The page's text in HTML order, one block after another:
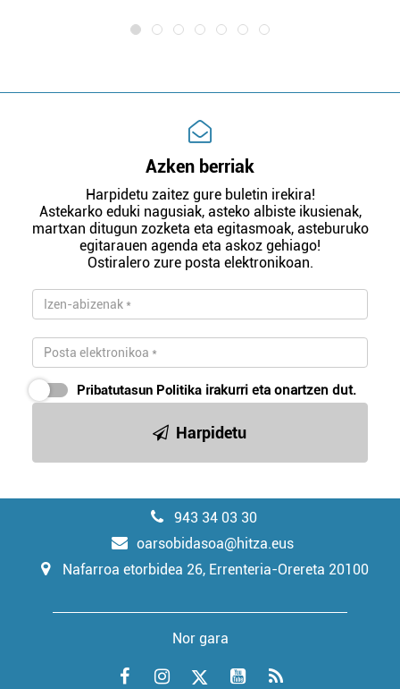
Azken berriak
Harpidetu zaitez gure buletin irekira!
Astekarko eduki nagusiak, asteko albiste ikusienak,
martxan ditugun zozketa eta egitasmoak, asteburuko
egitarauen agenda eta askoz gehiago!
Ostiralero zure posta elektronikoan.
Pribatutasun Politika irakurri eta onartzen dut.
Harpidetu
943 34 03 30
oarsobidasoa@hitza.eus
Nafarroa etorbidea 26, Errenteria-Orereta 20100
Nor gara